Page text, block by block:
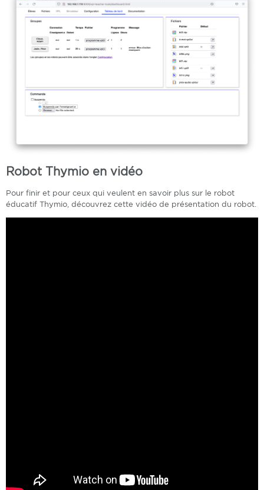
Robot Thymio en vidéo
Pour finir et pour ceux qui veulent en savoir plus sur le robot
éducatif Thymio, découvrez cette vidéo de présentation du robot.